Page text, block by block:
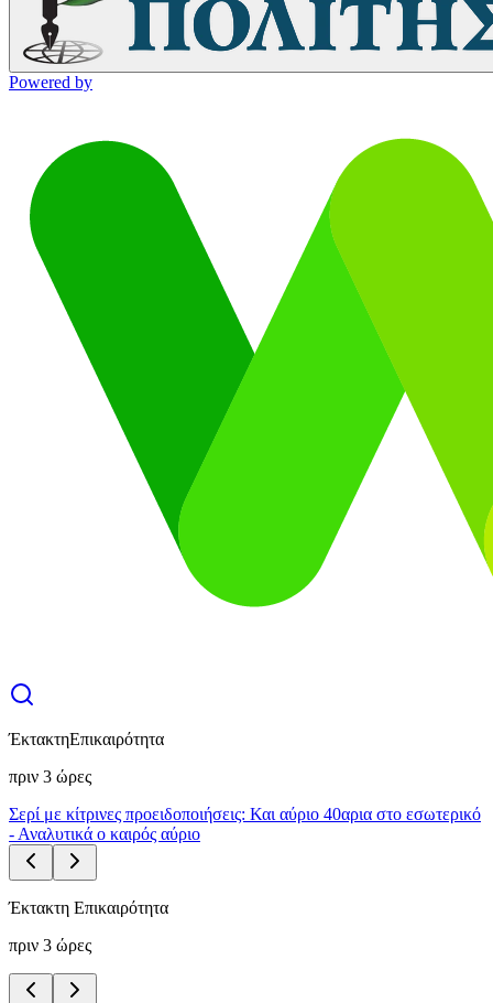
Powered by
ΈκτακτηΕπικαιρότητα
πριν 3 ώρες
Σερί με κίτρινες προειδοποιήσεις: Και αύριο 40αρια στο εσωτερικό
- Αναλυτικά ο καιρός αύριο
Έκτακτη Επικαιρότητα
πριν 3 ώρες